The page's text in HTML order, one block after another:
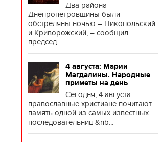
Два района
Днепропетровщины были
обстреляны ночью – Никопольский
и Криворожский, – сообщил
председ...
4 августа: Марии
Магдалины. Народные
приметы на день
Сегодня, 4 августа
православные христиане почитают
память одной из самых известных
последовательниц &nb...